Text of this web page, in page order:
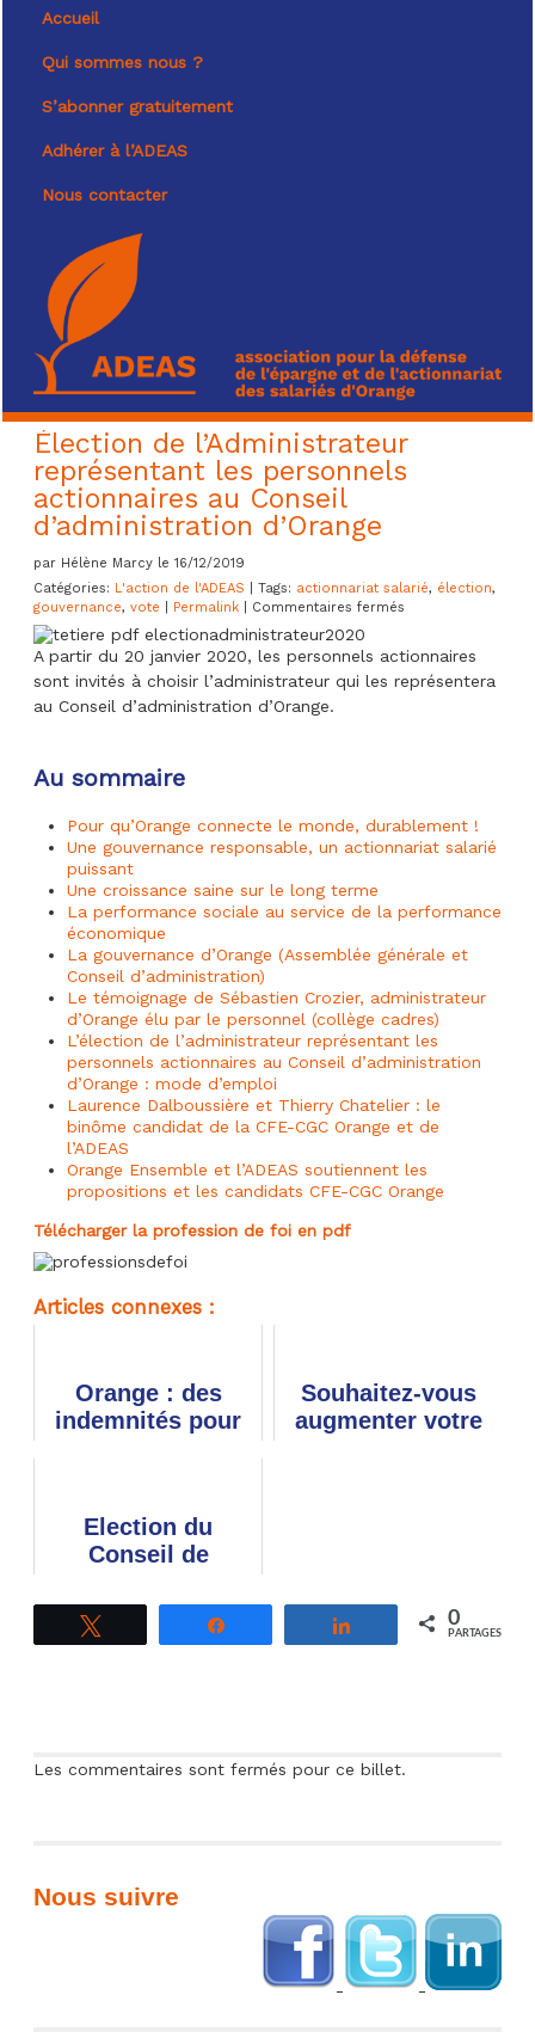
Accueil
Qui sommes nous ?
S’abonner gratuitement
Adhérer à l’ADEAS
Nous contacter
Élection de l’Administrateur
représentant les personnels
actionnaires au Conseil
d’administration d’Orange
par Hélène Marcy le 16/12/2019
Catégories: L'action de l'ADEAS | Tags: actionnariat salarié, élection,
gouvernance, vote Permalink Commentaires fermés
l’Administrateur
représentant
d’Orange
A partir du 20 janvier 2020, les personnels actionnaires
sont invités à choisir l’administrateur qui les représentera
au Conseil d’administration d’Orange.
Au sommaire
Pour qu’Orange connecte le monde, durablement !
Une gouvernance responsable, un actionnariat salarié
puissant
Une croissance saine sur le long terme
La performance sociale au service de la performance
économique
La gouvernance d’Orange (Assemblée générale et
Conseil d’administration)
Le témoignage de Sébastien Crozier, administrateur
d’Orange élu par le personnel (collège cadres)
L’élection de l’administrateur représentant les
personnels actionnaires au Conseil d’administration
d’Orange : mode d’emploi
Laurence Dalboussière et Thierry Chatelier : le
binôme candidat de la CFE-CGC Orange et de
l’ADEAS
Orange Ensemble et l’ADEAS soutiennent les
propositions et les candidats CFE-CGC Orange
Télécharger la profession de foi en pdf
Articles connexes :
Orange : des
indemnités pour
Souhaitez-vous
augmenter votre
Election du
Conseil de
Orange Actions :
L'actionnariat
Partagez 0
PARTAGES
Les commentaires sont fermés pour ce billet.
Nous suivre